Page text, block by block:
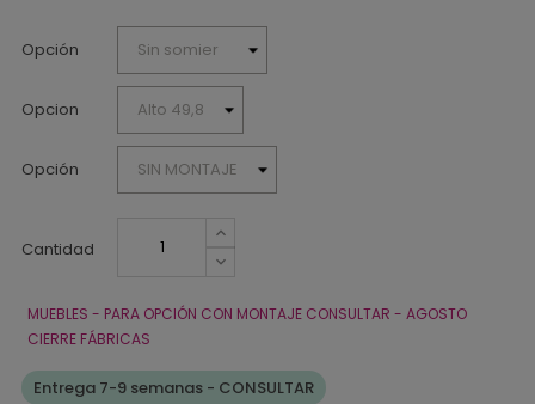
Opción
Opcion
Opción
Cantidad
MUEBLES - PARA OPCIÓN CON MONTAJE CONSULTAR - AGOSTO
CIERRE FÁBRICAS
Entrega 7-9 semanas - CONSULTAR